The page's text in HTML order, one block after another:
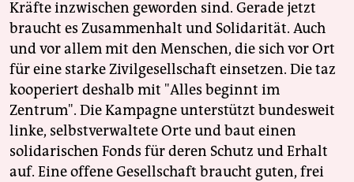
Kräfte inzwischen geworden sind. Gerade jetzt
braucht es Zusammenhalt und Solidarität. Auch
und vor allem mit den Menschen, die sich vor Ort
für eine starke Zivilgesellschaft einsetzen. Die taz
kooperiert deshalb mit "Alles beginnt im
Zentrum". Die Kampagne unterstützt bundesweit
linke, selbstverwaltete Orte und baut einen
solidarischen Fonds für deren Schutz und Erhalt
auf. Eine offene Gesellschaft braucht guten, frei